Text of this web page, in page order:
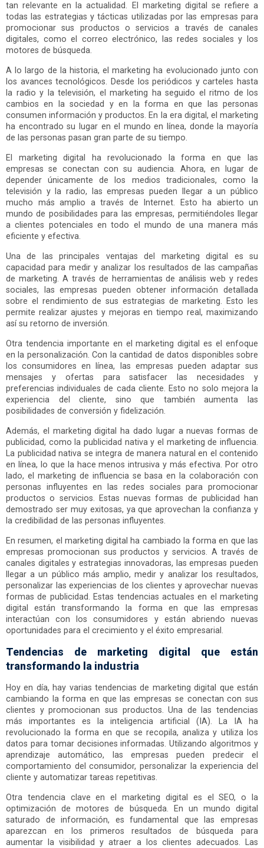
tan relevante en la actualidad. El marketing digital se refiere a
todas las estrategias y tácticas utilizadas por las empresas para
promocionar sus productos o servicios a través de canales
digitales, como el correo electrónico, las redes sociales y los
motores de búsqueda.
A lo largo de la historia, el marketing ha evolucionado junto con
los avances tecnológicos. Desde los periódicos y carteles hasta
la radio y la televisión, el marketing ha seguido el ritmo de los
cambios en la sociedad y en la forma en que las personas
consumen información y productos. En la era digital, el marketing
ha encontrado su lugar en el mundo en línea, donde la mayoría
de las personas pasan gran parte de su tiempo.
El marketing digital ha revolucionado la forma en que las
empresas se conectan con su audiencia. Ahora, en lugar de
depender únicamente de los medios tradicionales, como la
televisión y la radio, las empresas pueden llegar a un público
mucho más amplio a través de Internet. Esto ha abierto un
mundo de posibilidades para las empresas, permitiéndoles llegar
a clientes potenciales en todo el mundo de una manera más
eficiente y efectiva.
Una de las principales ventajas del marketing digital es su
capacidad para medir y analizar los resultados de las campañas
de marketing. A través de herramientas de análisis web y redes
sociales, las empresas pueden obtener información detallada
sobre el rendimiento de sus estrategias de marketing. Esto les
permite realizar ajustes y mejoras en tiempo real, maximizando
así su retorno de inversión.
Otra tendencia importante en el marketing digital es el enfoque
en la personalización. Con la cantidad de datos disponibles sobre
los consumidores en línea, las empresas pueden adaptar sus
mensajes y ofertas para satisfacer las necesidades y
preferencias individuales de cada cliente. Esto no solo mejora la
experiencia del cliente, sino que también aumenta las
posibilidades de conversión y fidelización.
Además, el marketing digital ha dado lugar a nuevas formas de
publicidad, como la publicidad nativa y el marketing de influencia.
La publicidad nativa se integra de manera natural en el contenido
en línea, lo que la hace menos intrusiva y más efectiva. Por otro
lado, el marketing de influencia se basa en la colaboración con
personas influyentes en las redes sociales para promocionar
productos o servicios. Estas nuevas formas de publicidad han
demostrado ser muy exitosas, ya que aprovechan la confianza y
la credibilidad de las personas influyentes.
En resumen, el marketing digital ha cambiado la forma en que las
empresas promocionan sus productos y servicios. A través de
canales digitales y estrategias innovadoras, las empresas pueden
llegar a un público más amplio, medir y analizar los resultados,
personalizar las experiencias de los clientes y aprovechar nuevas
formas de publicidad. Estas tendencias actuales en el marketing
digital están transformando la forma en que las empresas
interactúan con los consumidores y están abriendo nuevas
oportunidades para el crecimiento y el éxito empresarial.
Tendencias de marketing digital que están
transformando la industria
Hoy en día, hay varias tendencias de marketing digital que están
cambiando la forma en que las empresas se conectan con sus
clientes y promocionan sus productos. Una de las tendencias
más importantes es la inteligencia artificial (IA). La IA ha
revolucionado la forma en que se recopila, analiza y utiliza los
datos para tomar decisiones informadas. Utilizando algoritmos y
aprendizaje automático, las empresas pueden predecir el
comportamiento del consumidor, personalizar la experiencia del
cliente y automatizar tareas repetitivas.
Otra tendencia clave en el marketing digital es el SEO, o la
optimización de motores de búsqueda. En un mundo digital
saturado de información, es fundamental que las empresas
aparezcan en los primeros resultados de búsqueda para
aumentar la visibilidad y atraer a los clientes adecuados. Las